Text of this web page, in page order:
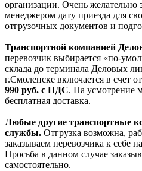
организации. Очень желательно
менеджером дату приезда для
отгрузочных документов и
Транспортной компанией
перевозчик выбирается «по-
склада до терминала Деловых
г.Смоленске включается в счет
990 руб. с НДС. На усмотрение
бесплатная доставка.
Любые другие транспортные
службы. Отгрузка возможна,
заказываем перевозчика к себе
Просьба в данном случае
самостоятельно.